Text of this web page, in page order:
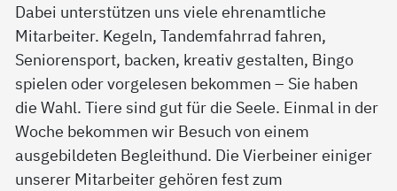
Dabei unterstützen uns viele ehrenamtliche
Mitarbeiter. Kegeln, Tandemfahrrad fahren,
Seniorensport, backen, kreativ gestalten, Bingo
spielen oder vorgelesen bekommen – Sie haben
die Wahl. Tiere sind gut für die Seele. Einmal in der
Woche bekommen wir Besuch von einem
ausgebildeten Begleithund. Die Vierbeiner einiger
unserer Mitarbeiter gehören fest zum